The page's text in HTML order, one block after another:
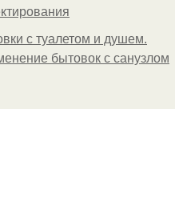
с туалетом и душем.
бытовок с санузлом